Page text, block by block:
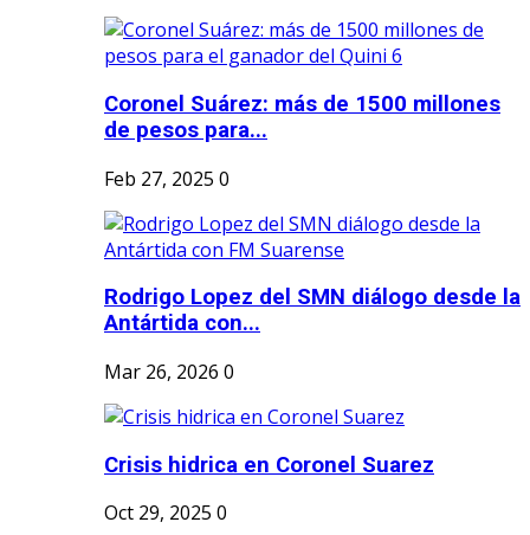
Coronel Suárez: más de 1500 millones
de pesos para...
Feb 27, 2025 0
Rodrigo Lopez del SMN diálogo desde la
Antártida con...
Mar 26, 2026 0
Crisis hidrica en Coronel Suarez
Oct 29, 2025 0